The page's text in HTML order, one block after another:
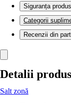
Siguranța
Categorii
Recenzii din
Detalii produs
Salt zonă